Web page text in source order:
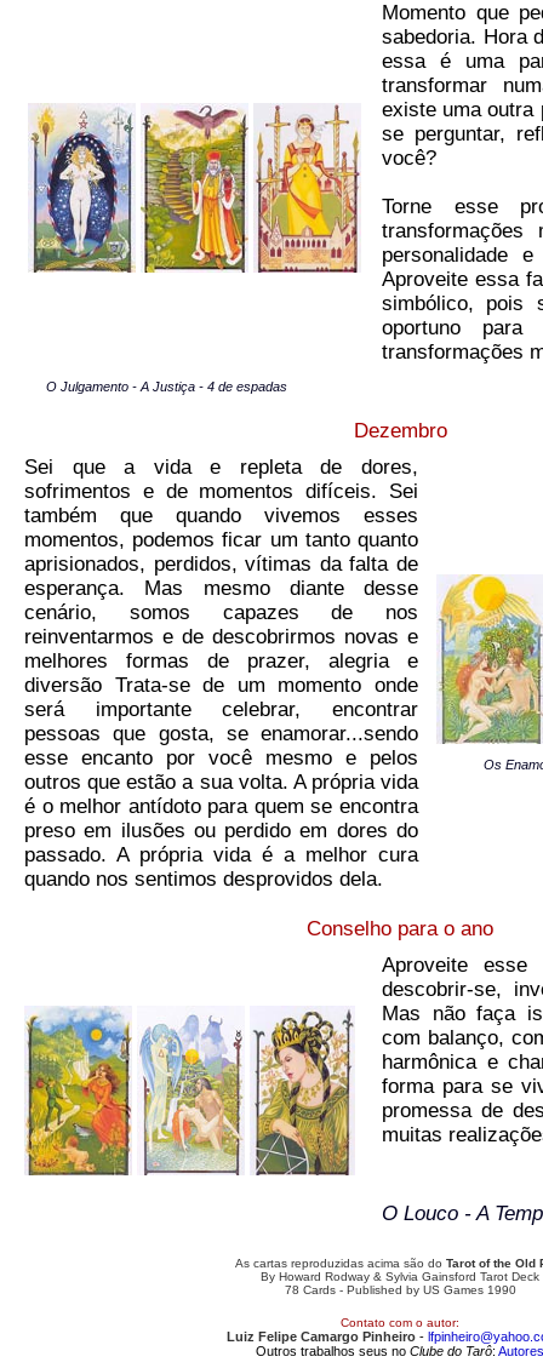
Momento que
sabedoria. Hora
essa é uma
transformar
existe uma outra
se perguntar,
você?
Torne esse
personalidade
Aproveite essa
simbólico, pois
oportuno para
transformações
O Julgamento - A Justiça - 4 de espadas
Dezembro
Sei que a vida e repleta de dores,
sofrimentos e de momentos difíceis. Sei
também que quando vivemos esses
momentos, podemos ficar um tanto quanto
aprisionados, perdidos, vítimas da falta de
esperança. Mas mesmo diante desse
cenário, somos capazes de nos
reinventarmos e de descobrirmos novas e
melhores formas de prazer, alegria e
diversão Trata-se de um momento onde
será importante celebrar, encontrar
pessoas que gosta, se enamorar...sendo
esse encanto por você mesmo e pelos
outros que estão a sua volta. A própria vida
é o melhor antídoto para quem se encontra
preso em ilusões ou perdido em dores do
passado. A própria vida é a melhor cura
quando nos sentimos desprovidos dela.
Os
Conselho para o ano
Aproveite esse
descobrir-se,
Mas não faça
com balanço,
harmônica e
forma para se
promessa de
muitas
O Louco - A
As cartas reproduzidas acima são do Tarot of the Old
By Howard Rodway & Sylvia Gainsford Tarot Deck
78 Cards - Published by US Games 1990
Contato com o autor:
Luiz Felipe Camargo Pinheiro -
Outros trabalhos seus no Clube do Tarô: Autores